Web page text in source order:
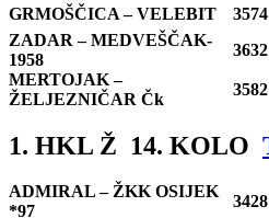
GRMOŠČICA – VELEBIT
ZADAR – MEDVEŠČAK-
1958
MERTOJAK –
ŽELJEZNIČAR Čk
1. HKL Ž 14. KOLO
ADMIRAL – ŽKK OSIJEK
*97